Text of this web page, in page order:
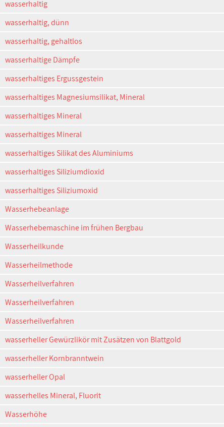
wasserhaltig
wasserhaltig, dünn
wasserhaltig, gehaltlos
wasserhaltige Dämpfe
wasserhaltiges Ergussgestein
wasserhaltiges Magnesiumsilikat, Mineral
wasserhaltiges Mineral
wasserhaltiges Mineral
wasserhaltiges Silikat des Aluminiums
wasserhaltiges Siliziumdioxid
wasserhaltiges Siliziumoxid
Wasserhebeanlage
Wasserhebemaschine im frühen Bergbau
Wasserheilkunde
Wasserheilmethode
Wasserheilverfahren
Wasserheilverfahren
Wasserheilverfahren
wasserheller Gewürzlikör mit Zusätzen von Blattgold
wasserheller Kornbranntwein
wasserheller Opal
wasserhelles Mineral, Fluorit
Wasserhöhe